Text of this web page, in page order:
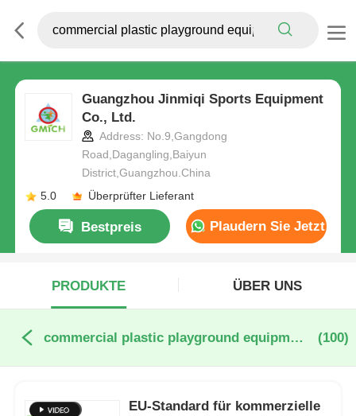
Guangzhou Jinmiqi Sports Equipment
Co., Ltd.
Address: No.9,Gangdong
Road,Dagangling,Baiyun
District,Guangzhou.China
5.0
Überprüfter Lieferant
Bestpreis Plaudern Sie Jetzt
PRODUKTE ÜBER UNS
commercial plastic playground equipment online manufacture (100)
EU-Standard für kommerzielle